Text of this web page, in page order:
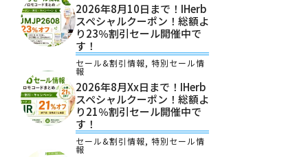
2026年8月10日まで！iHerb
スペシャルクーポン！総額よ
り23％割引セール開催中で
す！
セール&割引情報, 特別セール情
報
2026年8月xx日まで！iHerb
スペシャルクーポン！総額よ
り21％割引セール開催中で
す！
セール&割引情報, 特別セール情
報